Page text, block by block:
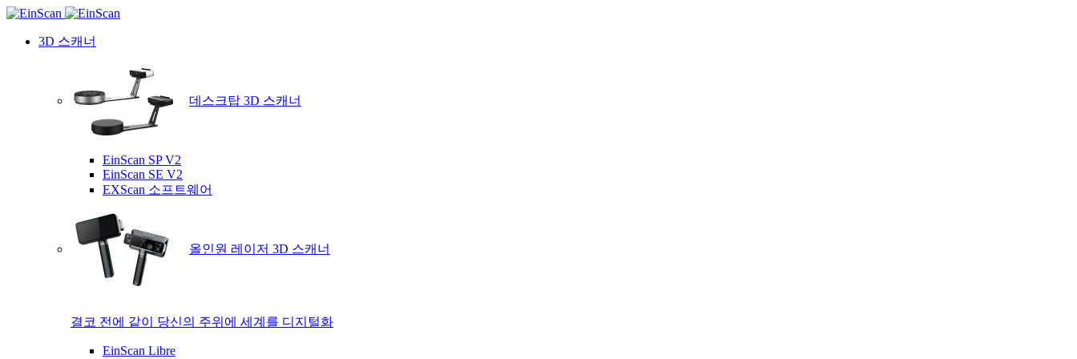
3D 스캐너
데스크탑 3D 스캐너
EinScan SP V2
EinScan SE V2
EXScan 소프트웨어
올인원 레이저 3D 스캐너
결코 전에 같이 당신의 주위에 세계를 디지털화
EinScan Libre